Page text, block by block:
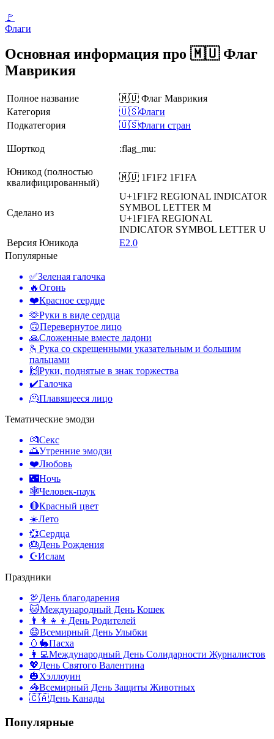
🚩
Флаги
Основная информация про 🇲🇺 Флаг
Маврикия
Полное название
🇲🇺 Флаг Маврикия
Категория
🇺🇸Флаги
Подкатегория
🇺🇸Флаги стран
Шорткод :flag_mu:
Юникод (полностью
квалифицированный)
🇲🇺 1F1F2 1F1FA
Сделано из
U+1F1F2 REGIONAL INDICATOR
SYMBOL LETTER M
U+1F1FA REGIONAL
INDICATOR SYMBOL LETTER U
Версия Юникода
E2.0
Популярные
✅Зеленая галочка
🔥Огонь
❤️Красное сердце
🫶Руки в виде сердца
🙃Перевернутое лицо
🙏Сложенные вместе ладони
🫰 Рука со скрещенными указательным и большим
пальцами
🙌Руки, поднятые в знак торжества
✔️Галочка
🫠Плавящееся лицо
Тематические эмодзи
💏Секс
🌅Утренние эмодзи
❤️Любовь
🌃Ночь
🕸️Человек-паук
🔴Красный цвет
☀️Лето
💞Сердца
🎂День Рождения
☪️Ислам
Праздники
🦃День благодарения
🐱Международный День Кошек
👨‍👩‍👧‍👦 День Родителей
😄Всемирный День Улыбки
🥚🐇Пасха
👩‍💻Международный День Солидарности Журналистов
💖День Святого Валентина
🎃Хэллоуин
🦓Всемирный День Защиты Животных
🇨🇦День Канады
Популярные